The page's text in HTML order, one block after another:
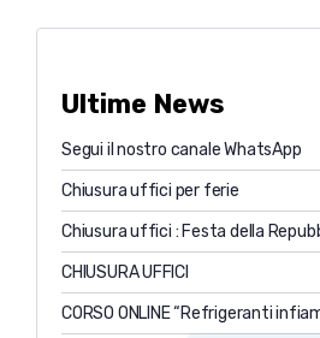
Ultime News
Segui il nostro canale WhatsApp
Chiusura uffici per ferie
Chiusura uffici : Festa della
CHIUSURA UFFICI
CORSO ONLINE “Refrigeranti